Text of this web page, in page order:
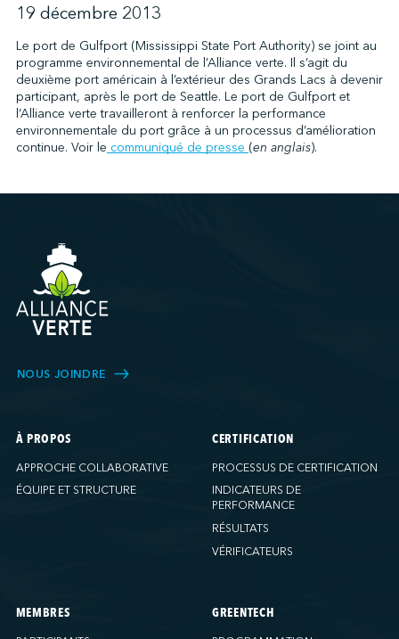
NOUS JOINDRE
19 décembre 2013
Le port de Gulfport (Mississippi State Port Authority) se joint au
programme environnemental de l’Alliance verte. Il s’agit du
deuxième port américain à l’extérieur des Grands Lacs à devenir
participant, après le port de Seattle. Le port de Gulfport et
l’Alliance verte travailleront à renforcer la performance
environnementale du port grâce à un processus d’amélioration
continue. Voir le communiqué de presse (en anglais).
NOUS JOINDRE
À PROPOS
APPROCHE COLLABORATIVE
ÉQUIPE ET STRUCTURE
CERTIFICATION
PROCESSUS DE CERTIFICATION
INDICATEURS DE
PERFORMANCE
RÉSULTATS
VÉRIFICATEURS
MEMBRES GREENTECH